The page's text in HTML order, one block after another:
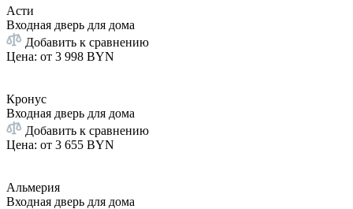
Асти
Входная дверь для дома
Добавить к сравнению
Цена: от 3 998 BYN
Кронус
Входная дверь для дома
Добавить к сравнению
Цена: от 3 655 BYN
Альмерия
Входная дверь для дома